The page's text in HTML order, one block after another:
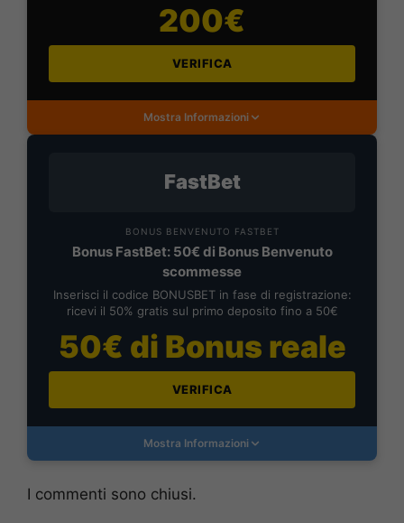
200€
VERIFICA
Mostra Informazioni
FastBet
BONUS BENVENUTO FASTBET
Bonus FastBet: 50€ di Bonus Benvenuto
scommesse
Inserisci il codice BONUSBET in fase di registrazione:
ricevi il 50% gratis sul primo deposito fino a 50€
50€ di Bonus reale
VERIFICA
Mostra Informazioni
I commenti sono chiusi.